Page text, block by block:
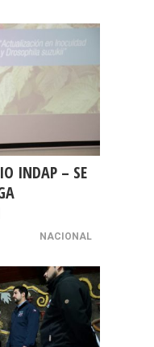
INDAP – SE
NACIONAL